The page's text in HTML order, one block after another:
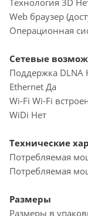
Технология 3D
Web браузер
Операционная
Сетевые
Поддержка DLNA
Ethernet Да
Wi-Fi Wi-Fi
WiDi Нет
Технические
Потребляемая
Потребляемая
Размеры
Размеры в